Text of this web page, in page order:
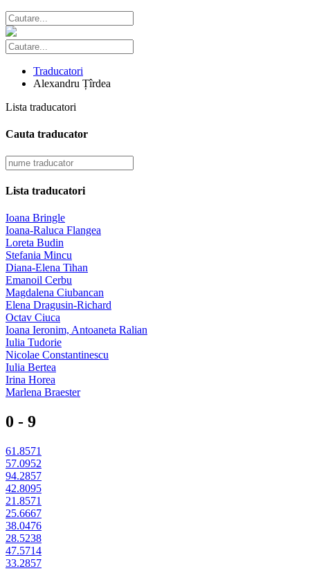
Traducatori
Alexandru Țîrdea
Lista traducatori
Cauta traducator
Lista traducatori
Ioana Bringle
Ioana-Raluca Flangea
Loreta Budin
Stefania Mincu
Diana-Elena Tihan
Emanoil Cerbu
Magdalena Ciubancan
Elena Dragusin-Richard
Octav Ciuca
Ioana Ieronim, Antoaneta Ralian
Iulia Tudorie
Nicolae Constantinescu
Iulia Bertea
Irina Horea
Marlena Braester
0 - 9
61.8571
57.0952
94.2857
42.8095
21.8571
25.6667
38.0476
28.5238
47.5714
33.2857